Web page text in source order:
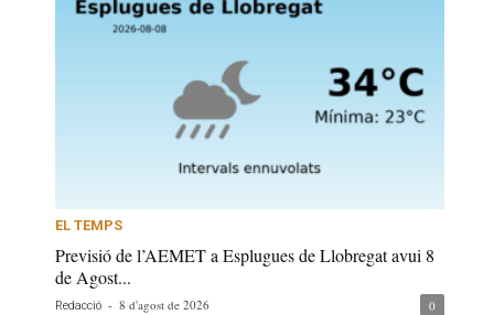
EL TEMPS
Previsió de l’AEMET a Esplugues de Llobregat avui 8
de Agost...
Redacció - 8 d'agost de 2026 0